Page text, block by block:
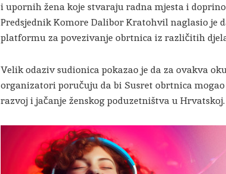
i upornih žena koje stvaraju radna mjesta i
Predsjednik Komore Dalibor Kratohvilnaglasio je
platformu za povezivanje obrtnica iz različitih
Velik odaziv sudionica pokazao je da za ovakva
organizatori poručuju da bi Susret obrtnica
razvoj i jačanje ženskog poduzetništva u Hrvatskoj.